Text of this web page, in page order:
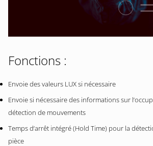
Fonctions :
Envoie des valeurs LUX si nécessaire
Envoie si nécessaire des informations sur
détection de mouvements
Temps d‘arrêt intégré (Hold Time) pour la
pièce